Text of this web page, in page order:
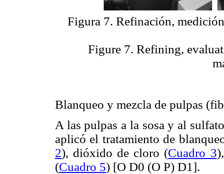
Figura 7. Refinación,
Figure 7. Refining,
Blanqueo y mezcla de pulpas
A las pulpas a la sosa y al
aplicó el tratamiento de
2), dióxido de cloro (Cuadro 3
(Cuadro 5) [O D0 (O P) D1].